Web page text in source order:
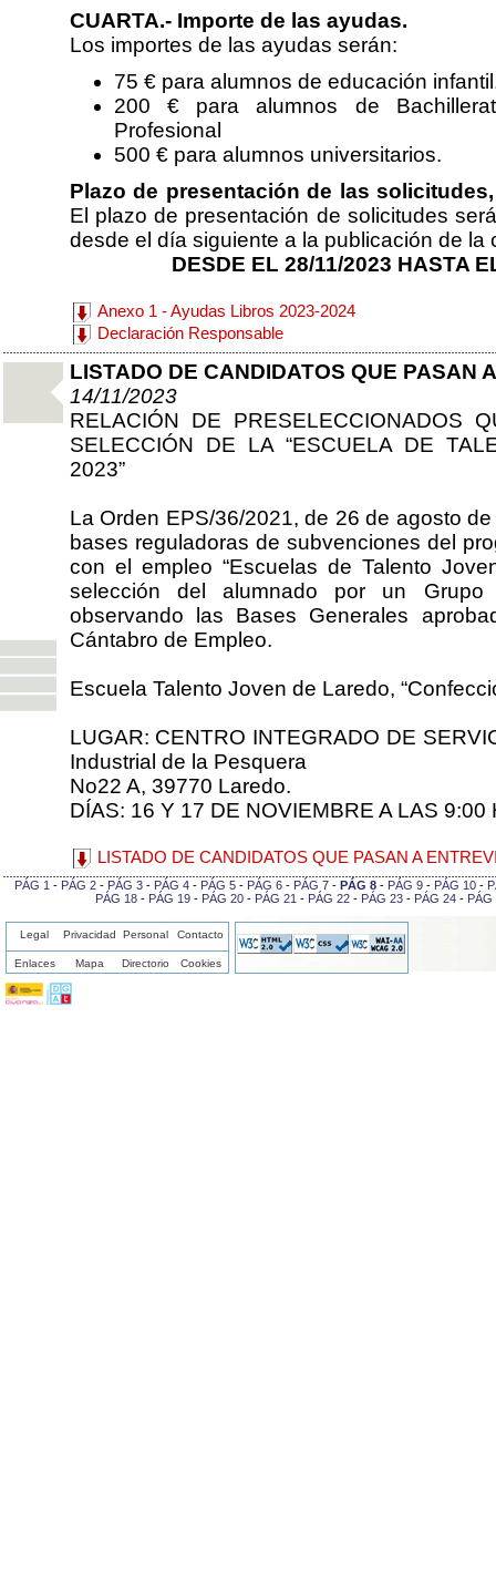
CUARTA.- Importe de las ayudas.
Los importes de las ayudas serán:
75 € para alumnos de educación
200 € para alumnos de
Profesional
500 € para alumnos universitarios.
Plazo de presentación de las solicitudes,
El plazo de presentación de solicitudes
desde el día siguiente a la publicación de la
DESDE EL 28/11/2023 HASTA
Anexo 1 - Ayudas Libros 2023-2024
Declaración Responsable
LISTADO DE CANDIDATOS QUE PASAN
14/11/2023
RELACIÓN DE PRESELECCIONADOS
SELECCIÓN DE LA “ESCUELA DE
2023”
La Orden EPS/36/2021, de 26 de agosto
bases reguladoras de subvenciones del
con el empleo “Escuelas de Talento
selección del alumnado por un
observando las Bases Generales
Cántabro de Empleo.
Escuela Talento Joven de Laredo,
LUGAR: CENTRO INTEGRADO DE
Industrial de la Pesquera
No22 A, 39770 Laredo.
DÍAS: 16 Y 17 DE NOVIEMBRE A LAS
LISTADO DE CANDIDATOS QUE PASAN A
PÁG 1 - PÁG 2 - PÁG 3 - PÁG 4 - PÁG 5 - PÁG 6 - PÁG 7 - PÁG 8 - PÁG 9 - PÁG 10 -
PÁG 18- PÁG 19- PÁG 20- PÁG 21 - PÁG 22- PÁG 23- PÁG 24- PÁG
Legal Privacidad Personal Contacto
Enlaces Mapa Directorio Cookies